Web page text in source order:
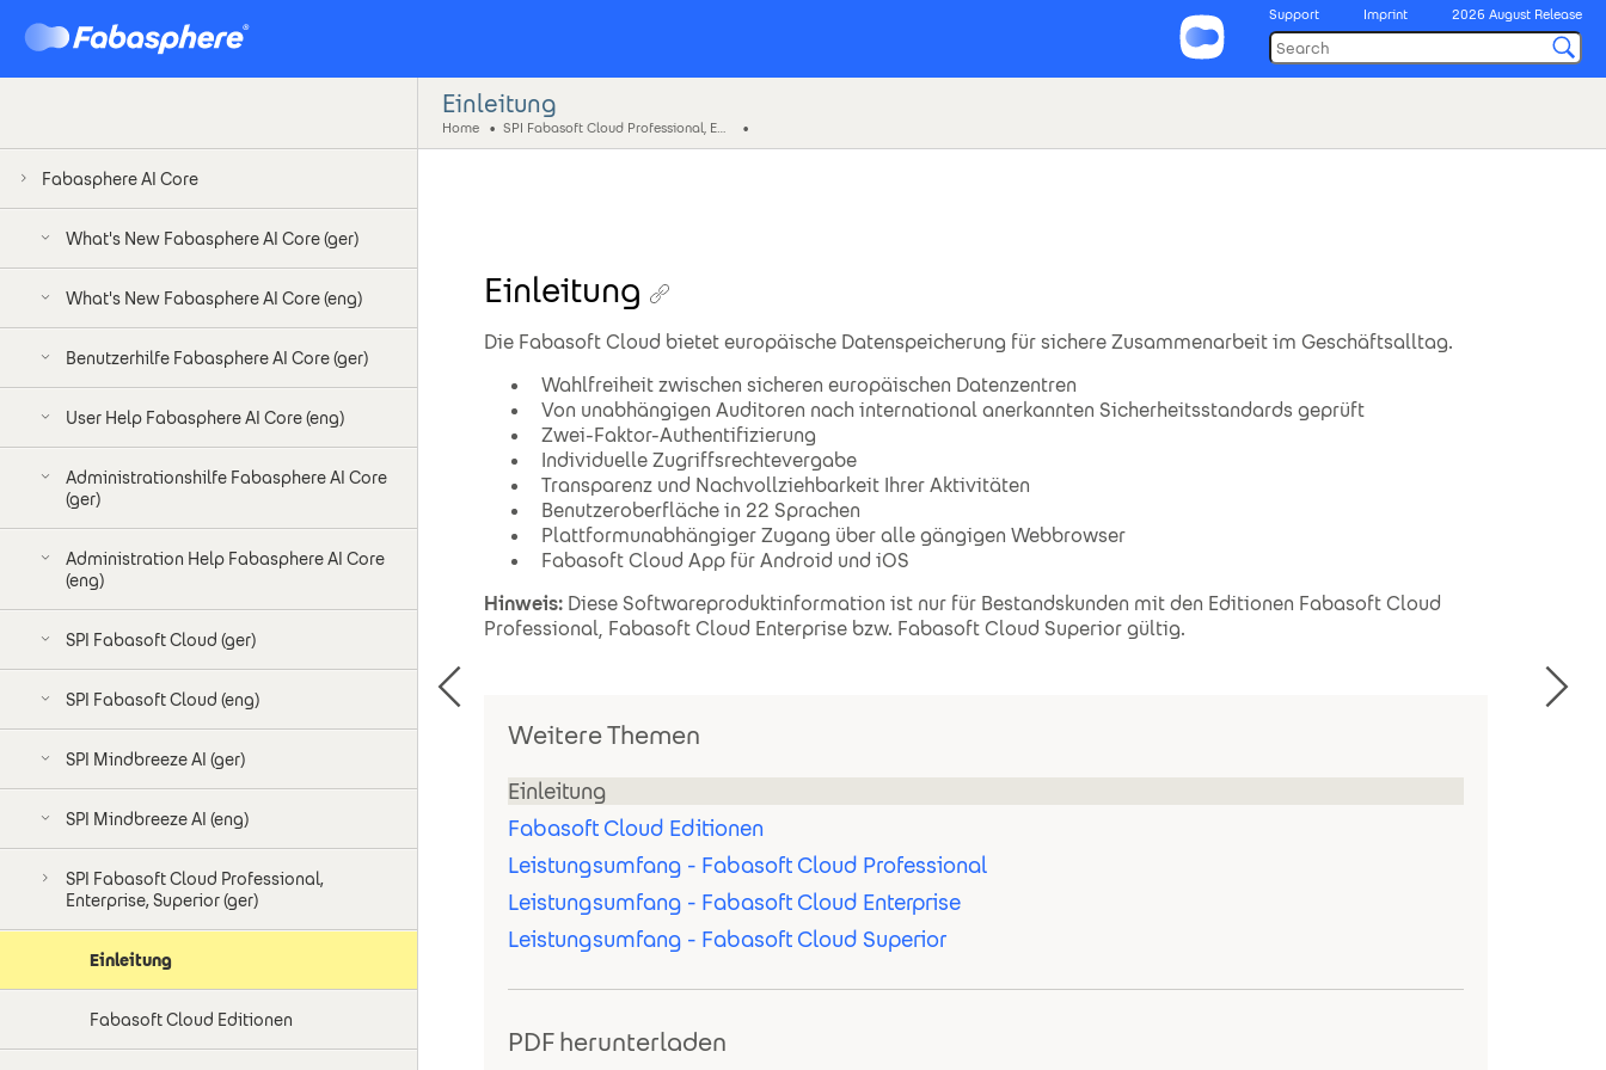
Support Imprint 2026 August Release
Fabasphere AI Core
What's New Fabasphere AI Core (ger)
What's New Fabasphere AI Core (eng)
Benutzerhilfe Fabasphere AI Core (ger)
User Help Fabasphere AI Core (eng)
Administrationshilfe Fabasphere AI Core
(ger)
Administration Help Fabasphere AI Core
(eng)
SPI Fabasoft Cloud (ger)
SPI Fabasoft Cloud (eng)
SPI Mindbreeze AI (ger)
SPI Mindbreeze AI (eng)
SPI Fabasoft Cloud Professional,
Enterprise, Superior (ger)
Einleitung
Fabasoft Cloud Editionen
Einleitung
Home
Einleitung
Die Fabasoft Cloud bietet europäische Datenspeicherung für sichere Zusammenarbeit im Geschäftsalltag.
Wahlfreiheit zwischen sicheren europäischen Datenzentren
Von unabhängigen Auditoren nach international anerkannten Sicherheitsstandards geprüft
Zwei-Faktor-Authentifizierung
Individuelle Zugriffsrechtevergabe
Transparenz und Nachvollziehbarkeit Ihrer Aktivitäten
Benutzeroberfläche in 22 Sprachen
Plattformunabhängiger Zugang über alle gängigen Webbrowser
Fabasoft Cloud App für Android und iOS
Hinweis: Diese Softwareproduktinformation ist nur für Bestandskunden mit den Editionen Fabasoft Cloud
Professional, Fabasoft Cloud Enterprise bzw. Fabasoft Cloud Superior gültig.
Weitere Themen
Einleitung
Fabasoft Cloud Editionen
Leistungsumfang - Fabasoft Cloud Professional
Leistungsumfang - Fabasoft Cloud Enterprise
Leistungsumfang - Fabasoft Cloud Superior
PDF herunterladen